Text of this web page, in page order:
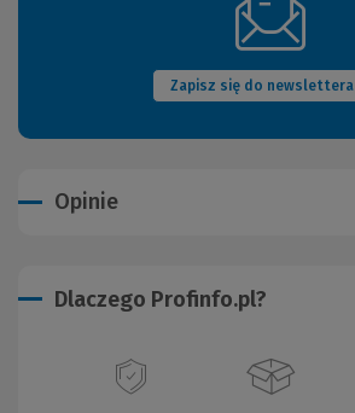
Zapisz się do newslettera
(Nowe
okno)
Opinie
Dlaczego Profinfo.pl?